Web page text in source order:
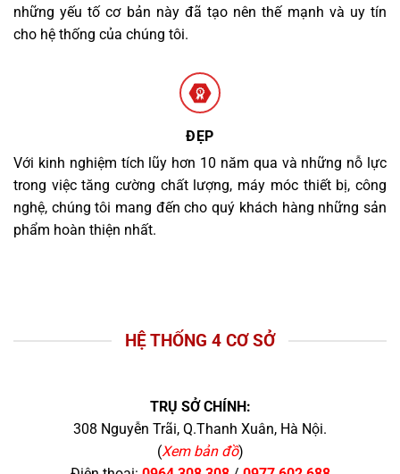
những yếu tố cơ bản này đã tạo nên thế mạnh và uy tín
cho hệ thống của chúng tôi.
ĐẸP
Với kinh nghiệm tích lũy hơn 10 năm qua và những nỗ lực
trong việc tăng cường chất lượng, máy móc thiết bị, công
nghệ, chúng tôi mang đến cho quý khách hàng những sản
phẩm hoàn thiện nhất.
HỆ THỐNG 4 CƠ SỞ
TRỤ SỞ CHÍNH:
308 Nguyễn Trãi, Q.Thanh Xuân, Hà Nội.
(Xem bản đồ)